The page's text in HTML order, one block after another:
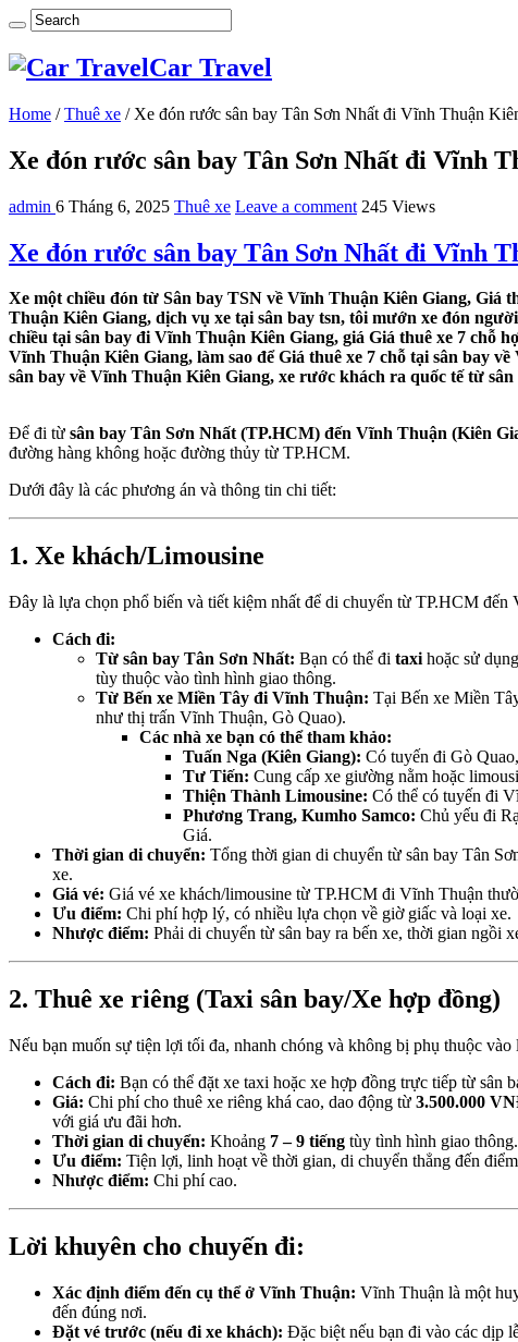
Car Travel
Home / Thuê xe / Xe đón rước sân bay Tân Sơn Nhất đi Vĩnh Thuận
Xe đón rước sân bay Tân Sơn Nhất đi Vĩnh
admin 6 Tháng 6, 2025 Thuê xe Leave a comment 245 Views
Xe đón rước sân bay Tân Sơn Nhất đi Vĩnh
Xe một chiều đón từ Sân bay TSN về Vĩnh Thuận Kiên Giang, Giá
Thuận Kiên Giang, dịch vụ xe tại sân bay tsn, tôi mướn xe đón
chiều tại sân bay đi Vĩnh Thuận Kiên Giang, giá Giá thuê xe 7 chỗ
Vĩnh Thuận Kiên Giang, làm sao để Giá thuê xe 7 chỗ tại sân bay
sân bay về Vĩnh Thuận Kiên Giang, xe rước khách ra quốc tế từ
Để đi từ sân bay Tân Sơn Nhất (TP.HCM) đến Vĩnh Thuận (Kiên
đường hàng không hoặc đường thủy từ TP.HCM.
Dưới đây là các phương án và thông tin chi tiết:
1. Xe khách/Limousine
Đây là lựa chọn phổ biến và tiết kiệm nhất để di chuyển từ TP.HCM đến
Cách đi:
Từ sân bay Tân Sơn Nhất: Bạn có thể đi taxi hoặc sử
tùy thuộc vào tình hình giao thông.
Từ Bến xe Miền Tây đi Vĩnh Thuận: Tại Bến xe Miền
như thị trấn Vĩnh Thuận, Gò Quao).
Các nhà xe bạn có thể tham khảo:
Tuấn Nga (Kiên Giang): Có tuyến đi Gò
Tư Tiến: Cung cấp xe giường nằm hoặc
Thiện Thành Limousine: Có thể có tuyến đi
Phương Trang, Kumho Samco: Chủ yếu đi
Giá.
Thời gian di chuyển: Tổng thời gian di chuyển từ sân bay Tân
xe.
Giá vé: Giá vé xe khách/limousine từ TP.HCM đi Vĩnh Thuận
Ưu điểm: Chi phí hợp lý, có nhiều lựa chọn về giờ giấc và loại xe.
Nhược điểm: Phải di chuyển từ sân bay ra bến xe, thời gian ngồi
2. Thuê xe riêng (Taxi sân bay/Xe hợp đồng)
Nếu bạn muốn sự tiện lợi tối đa, nhanh chóng và không bị phụ thuộc
Cách đi: Bạn có thể đặt xe taxi hoặc xe hợp đồng trực tiếp từ sân
Giá: Chi phí cho thuê xe riêng khá cao, dao động từ 3.500.000
với giá ưu đãi hơn.
Thời gian di chuyển: Khoảng 7 – 9 tiếng tùy tình hình giao thông.
Ưu điểm: Tiện lợi, linh hoạt về thời gian, di chuyển thẳng đến
Nhược điểm: Chi phí cao.
Lời khuyên cho chuyến đi:
Xác định điểm đến cụ thể ở Vĩnh Thuận: Vĩnh Thuận là một
đến đúng nơi.
Đặt vé trước (nếu đi xe khách): Đặc biệt nếu bạn đi vào các dịp